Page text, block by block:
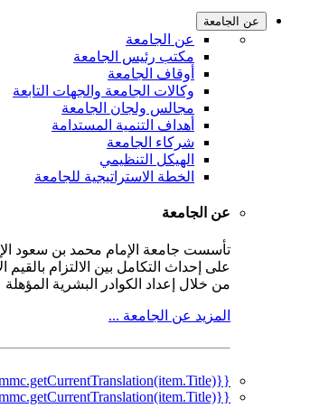
عن الجامعة
عن الجامعة
مكتب رئيس الجامعة
أوقاف الجامعة
وكالات الجامعة والجهات التابعة
مجالس ولجان الجامعة
أهداف التنمية المستدامة
شركاء الجامعة
الهيكل التنظيمي
الخطة الاستراتيجية للجامعة
عن الجامعة
على إحداث التكامل بين الالتزام
من خلال إعداد الكوادر البشرية
المزيد عن الجامعة ...
{{mmc.getCurrentTranslation(item.Title)}}
{{mmc.getCurrentTranslation(item.Title)}}